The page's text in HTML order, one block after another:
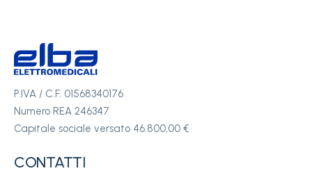
P.IVA / C.F. 01568340176
Numero REA 246347
Capitale sociale versato 46.800,00 €
CONTATTI